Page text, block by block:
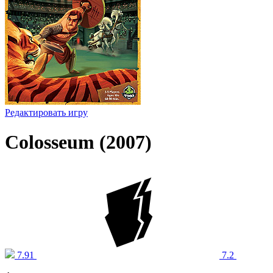
Редактировать игру
Colosseum (2007)
7.91
7.2